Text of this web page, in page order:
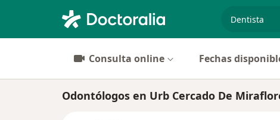
Consulta online Fechas
Odontólogos en Urb Cercado De